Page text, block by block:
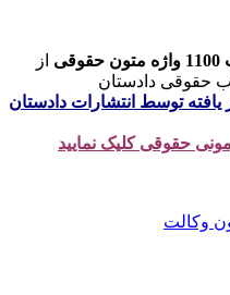
از
حقوقی دادستان
یافته توسط انتشارات دادستان
حقوقی کلیک نمایید